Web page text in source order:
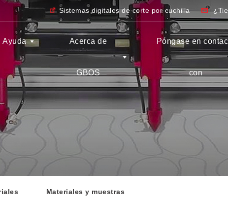
Sistemas digitales de corte por cuchilla
Ayuda Acerca de
GBOS
Póngase en
con
Materiales y muestras